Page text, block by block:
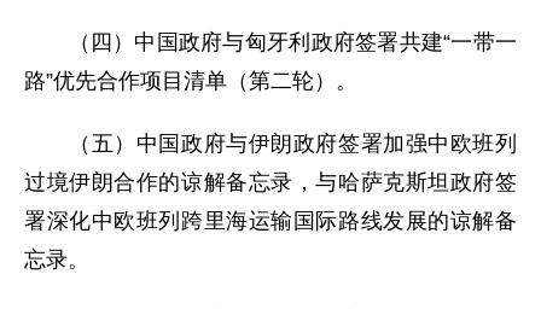
（四）中国政府与匈牙利政府签署共建“一带一
路”优先合作项目清单（第二轮）。
（五）中国政府与伊朗政府签署加强中欧班列
过境伊朗合作的谅解备忘录，与哈萨克斯坦政府签
署深化中欧班列跨里海运输国际路线发展的谅解备
忘录。